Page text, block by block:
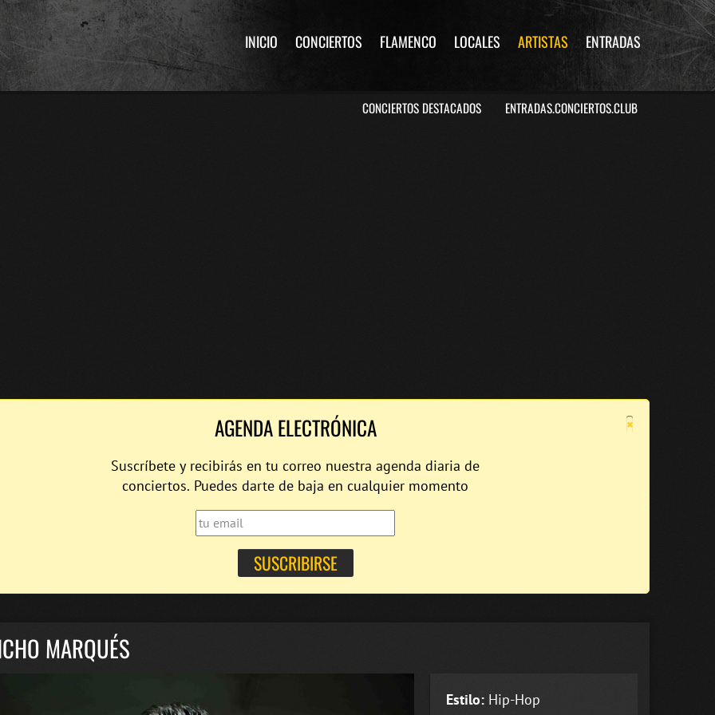
INICIO CONCIERTOS FLAMENCO LOCALES ARTISTAS ENTRADAS
CONCIERTOS DESTACADOS ENTRADAS.CONCIERTOS.CLUB
×
AGENDA ELECTRÓNICA
Suscríbete y recibirás en tu correo nuestra agenda diaria de
conciertos. Puedes darte de baja en cualquier momento
MARQUÉS
Estilo: Hip-Hop